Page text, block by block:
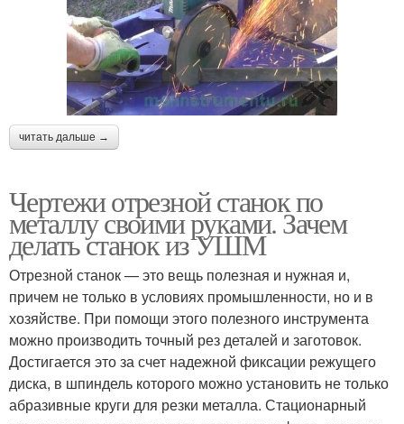
читать дальше →
Чертежи отрезной станок по
металлу своими руками. Зачем
делать станок из УШМ
Отрезной станок — это вещь полезная и нужная и,
причем не только в условиях промышленности, но и в
хозяйстве. При помощи этого полезного инструмента
можно производить точный рез деталей и заготовок.
Достигается это за счет надежной фиксации режущего
диска, в шпиндель которого можно установить не только
абразивные круги для резки металла. Стационарный